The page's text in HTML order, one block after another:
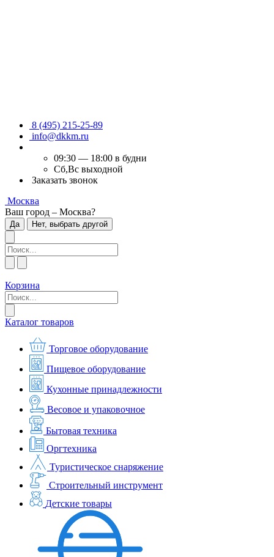
8 (495) 215-25-89
info@dkkm.ru
09:30 — 18:00 в будни
Сб,Вс выходной
Заказать звонок
Москва
Ваш город – Москва?
Да Нет, выбрать другой
Корзина
Каталог товаров
Торговое оборудование
Пищевое оборудование
Кухонные принадлежности
Весовое и упаковочное
Бытовая техника
Оргтехника
Туристическое снаряжение
Строительный инструмент
Детские товары